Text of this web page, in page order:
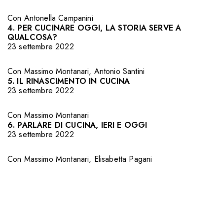
Con Antonella Campanini
4. PER CUCINARE OGGI, LA STORIA SERVE A
QUALCOSA?
23 settembre 2022
Con Massimo Montanari, Antonio Santini
5. IL RINASCIMENTO IN CUCINA
23 settembre 2022
Con Massimo Montanari
6. PARLARE DI CUCINA, IERI E OGGI
23 settembre 2022
Con Massimo Montanari, Elisabetta Pagani